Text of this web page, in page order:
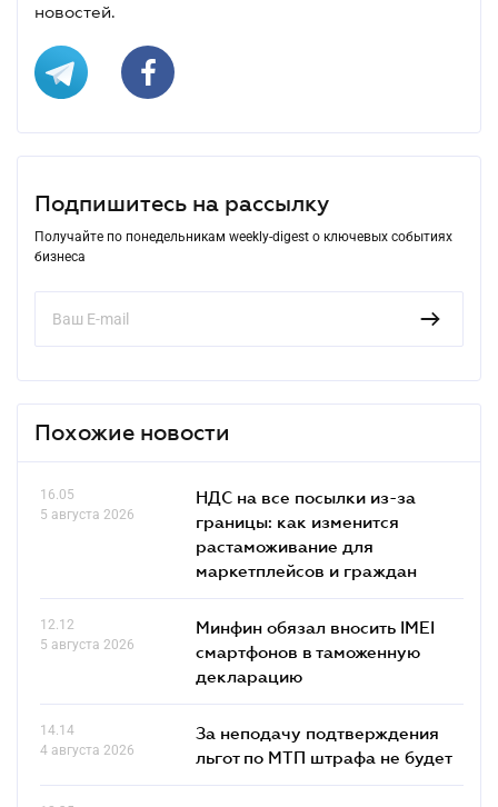
новостей.
Подпишитесь на рассылку
Получайте по понедельникам weekly-digest о ключевых событиях
бизнеса
Похожие новости
16.05
5 августа 2026
НДС на все посылки из-за
границы: как изменится
растаможивание для
маркетплейсов и граждан
12.12
5 августа 2026
Минфин обязал вносить IMEI
смартфонов в таможенную
декларацию
14.14
4 августа 2026
За неподачу подтверждения
льгот по МТП штрафа не будет